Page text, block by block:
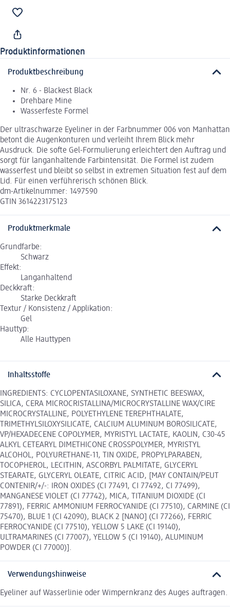
Produktinformationen
Produktbeschreibung
Nr. 6 - Blackest Black
Drehbare Mine
Wasserfeste Formel
Der ultraschwarze Eyeliner in der Farbnummer 006 von Manhattan
betont die Augenkonturen und verleiht Ihrem Blick mehr
Ausdruck. Die softe Gel-Formulierung erleichtert den Auftrag und
sorgt für langanhaltende Farbintensität. Die Formel ist zudem
wasserfest und bleibt so selbst in extremen Situation fest auf dem
Lid. Für einen verführerisch schönen Blick.
dm-Artikelnummer: 1497590
GTIN 3614223175123
Produktmerkmale
Grundfarbe:
Schwarz
Effekt:
Langanhaltend
Deckkraft:
Starke Deckkraft
Textur / Konsistenz / Applikation:
Gel
Hauttyp:
Alle Hauttypen
Inhaltsstoffe
INGREDIENTS: CYCLOPENTASILOXANE, SYNTHETIC BEESWAX,
SILICA, CERA MICROCRISTALLINA/MICROCRYSTALLINE WAX/CIRE
MICROCRYSTALLINE, POLYETHYLENE TEREPHTHALATE,
TRIMETHYLSILOXYSILICATE, CALCIUM ALUMINUM BOROSILICATE,
VP/HEXADECENE COPOLYMER, MYRISTYL LACTATE, KAOLIN, C30-45
ALKYL CETEARYL DIMETHICONE CROSSPOLYMER, MYRISTYL
ALCOHOL, POLYURETHANE-11, TIN OXIDE, PROPYLPARABEN,
TOCOPHEROL, LECITHIN, ASCORBYL PALMITATE, GLYCERYL
STEARATE, GLYCERYL OLEATE, CITRIC ACID, [MAY CONTAIN/PEUT
CONTENIR/+/-: IRON OXIDES (CI 77491, CI 77492, CI 77499),
MANGANESE VIOLET (CI 77742), MICA, TITANIUM DIOXIDE (CI
77891), FERRIC AMMONIUM FERROCYANIDE (CI 77510), CARMINE (CI
75470), BLUE 1 (CI 42090), BLACK 2 [NANO] (CI 77266), FERRIC
FERROCYANIDE (CI 77510), YELLOW 5 LAKE (CI 19140),
ULTRAMARINES (CI 77007), YELLOW 5 (CI 19140), ALUMINUM
POWDER (CI 77000)].
Verwendungshinweise
Eyeliner auf Wasserlinie oder Wimpernkranz des Auges auftragen.